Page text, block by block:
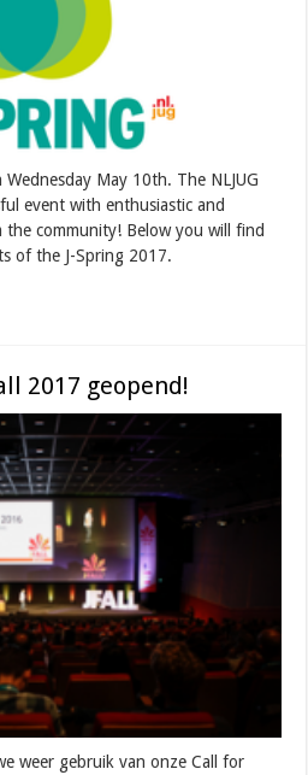
May 10th. The NLJUG
event with enthusiastic and
the community! Below you will find
of the J-Spring 2017.
2017 geopend!
weer gebruik van onze Call for